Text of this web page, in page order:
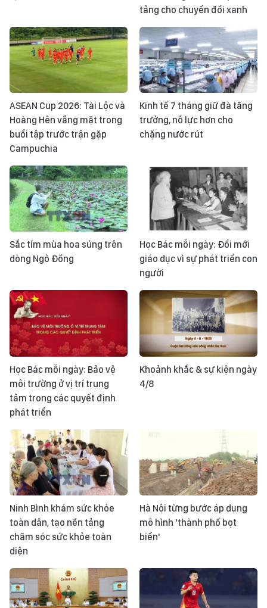
tảng cho chuyển đổi xanh
ASEAN Cup 2026: Tài Lộc và
Hoàng Hên vắng mặt trong
buổi tập trước trận gặp
Campuchia
Kinh tế 7 tháng giữ đà tăng
trưởng, nỗ lực hơn cho
chặng nước rút
Sắc tím mùa hoa súng trên
dòng Ngô Đồng
Học Bác mỗi ngày: Đổi mới
giáo dục vì sự phát triển con
người
Học Bác mỗi ngày: Bảo vệ
môi trường ở vị trí trung
tâm trong các quyết định
phát triển
Khoảnh khắc & sự kiện ngày
4/8
Ninh Bình khám sức khỏe
toàn dân, tạo nền tảng
chăm sóc sức khỏe toàn
diện
Hà Nội từng bước áp dụng
mô hình 'thành phố bọt
biển'